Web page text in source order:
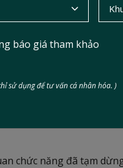
xuất tại nhà máy, cát
động giá cả xuất phát
chức năng đã tạm
báo giá tham khảo
sử dụng để tư vấn cá nhân hóa. )